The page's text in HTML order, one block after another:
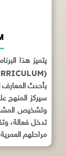
يتميز هذا
(STANDARD CURRICULUM)
بأحدث المعارف
سيركز المنهج
وتشخيص
تدخل فعالة،
مراحلهم